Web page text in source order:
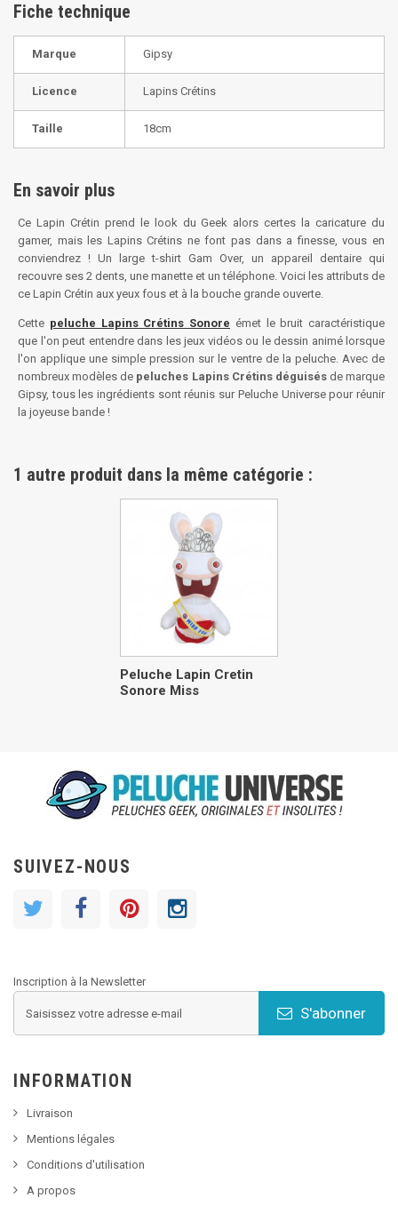
Fiche technique
Marque Gipsy
Licence Lapins Crétins
Taille 18cm
En savoir plus
Ce Lapin Crétin prend le look du Geek alors certes la caricature du
gamer, mais les Lapins Crétins ne font pas dans a finesse, vous en
conviendrez ! Un large t-shirt Gam Over, un appareil dentaire qui
recouvre ses 2 dents, une manette et un téléphone. Voici les attributs de
ce Lapin Crétin aux yeux fous et à la bouche grande ouverte.
Cette peluche Lapins Crétins Sonore émet le bruit caractéristique
que l'on peut entendre dans les jeux vidéos ou le dessin animé lorsque
l'on applique une simple pression sur le ventre de la peluche. Avec de
nombreux modèles de peluches Lapins Crétins déguisésde marque
Gipsy, tous les ingrédients sont réunis sur Peluche Universe pour réunir
la joyeuse bande !
1 autre produit dans la même catégorie :
Peluche Lapin Cretin
Sonore Miss
SUIVEZ-NOUS
Inscription à la Newsletter
S'abonner
INFORMATION
Livraison
Mentions légales
Conditions d'utilisation
A propos